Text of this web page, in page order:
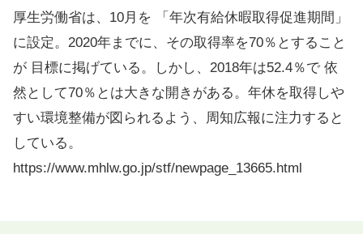
厚生労働省は、10月を 「年次有給休暇取得促進期間」
に設定。2020年までに、その取得率を70％とすること
が 目標に掲げている。しかし、2018年は52.4％で 依
然として70％とは大きな開きがある。年休を取得しや
すい環境整備が図られるよう、周知広報に注力すると
している。
https://www.mhlw.go.jp/stf/newpage_13665.html